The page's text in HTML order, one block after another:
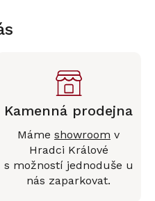
Kamenná prodejna
Máme showroom v
Hradci Králové
s možností jednoduše u
nás zaparkovat.